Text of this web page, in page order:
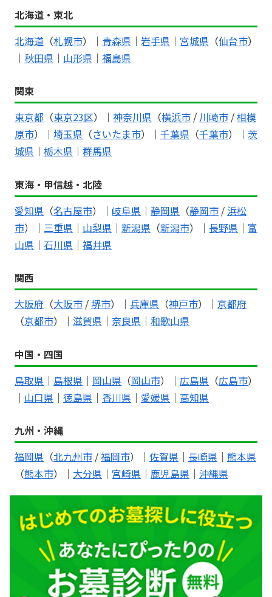
北海道・東北
北海道 （札幌市）｜ 青森県 ｜ 岩手県 ｜ 宮城県 （仙台市）
｜ 秋田県 ｜ 山形県 ｜ 福島県
関東
東京都 （東京23区）｜ 神奈川県 （横浜市 / 川崎市 /相模
原市）｜ 埼玉県 （さいたま市）｜ 千葉県 （千葉市）｜ 茨
城県 ｜ 栃木県 ｜ 群馬県
東海・甲信越・北陸
愛知県 （名古屋市）｜ 岐阜県 ｜ 静岡県 （静岡市 / 浜松
市）｜ 三重県 ｜ 山梨県 ｜ 新潟県 （新潟市）｜ 長野県 ｜ 富
山県 ｜ 石川県 ｜ 福井県
関西
大阪府 （大阪市 / 堺市）｜ 兵庫県 （神戸市）｜ 京都府
（京都市）｜ 滋賀県 ｜ 奈良県 ｜ 和歌山県
中国・四国
鳥取県 ｜ 島根県 ｜ 岡山県 （岡山市）｜ 広島県 （広島市）
｜ 山口県 ｜ 徳島県 ｜ 香川県 ｜ 愛媛県 ｜ 高知県
九州・沖縄
福岡県 （北九州市 /福岡市）｜ 佐賀県 ｜ 長崎県 ｜ 熊本県
（熊本市）｜ 大分県 ｜ 宮崎県 ｜ 鹿児島県 ｜ 沖縄県